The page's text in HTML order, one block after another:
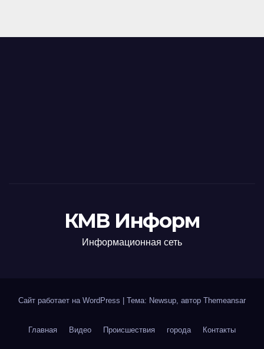
КМВ Информ
Информационная сеть
Сайт работает на WordPress Тема: Newsup, автор Themeansar
Главная Видео Происшествия города Контакты